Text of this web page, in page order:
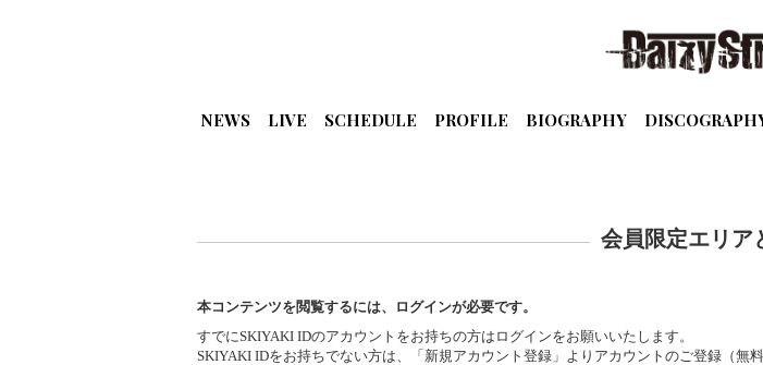
NEWS LIVE SCHEDULE PROFILE BIOGRAPHY
会員限定エリア
本コンテンツを閲覧するには、ログインが必要です。
すでにSKIYAKI IDのアカウントをお持ちの方はログインをお願いいたします。
SKIYAKI IDをお持ちでない方は、「新規アカウント登録」よりアカウントのご登録（無